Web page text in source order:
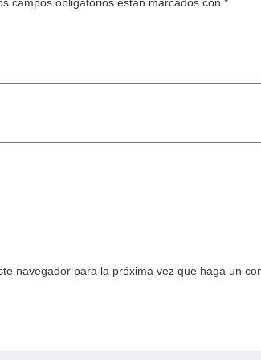
navegador para la próxima vez que haga un